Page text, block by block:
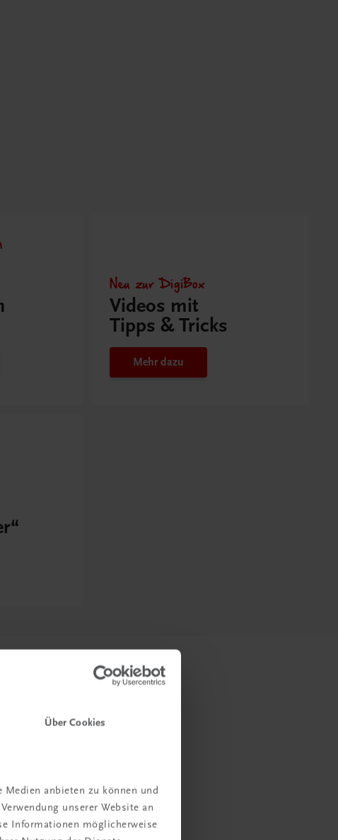
Über Cookies
anbieten zu können und
unserer Website an
Informationen möglicherweise
Neu zur DigiBox
Videos mit
Tipps & Tricks
Mehr dazu